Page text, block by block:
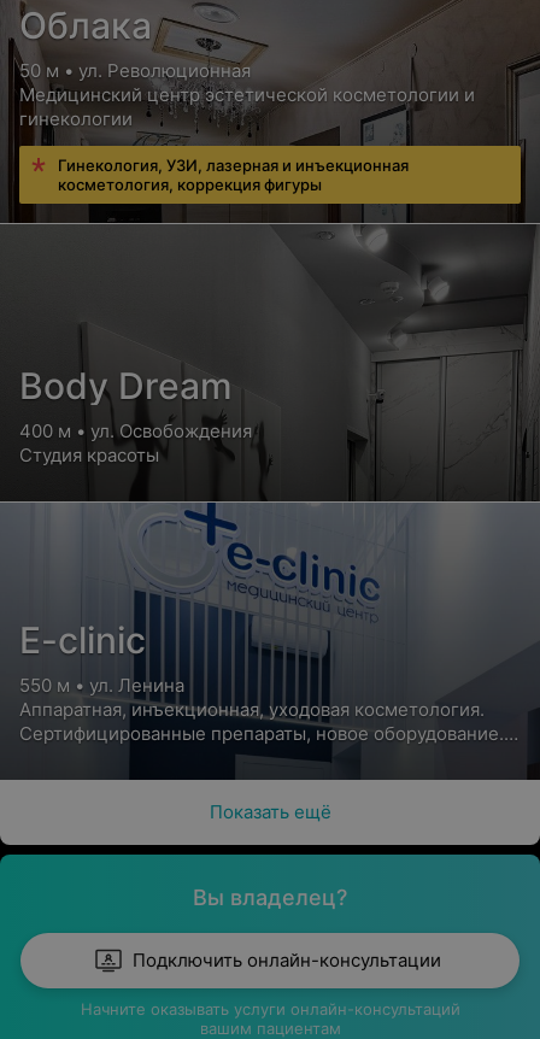
Облака
50 м • ул. Революционная
Медицинский центр эстетической косметологии и
гинекологии
Гинекология, УЗИ, лазерная и инъекционная
косметология, коррекция фигуры
Body Dream
400 м • ул. Освобождения
Студия красоты
E-clinic
550 м • ул. Ленина
Аппаратная, инъекционная, уходовая косметология.
Сертифицированные препараты, новое оборудование.
Показать ещё
Вы владелец?
Подключить онлайн-консультации
Начните оказывать услуги онлайн-консультаций
вашим пациентам